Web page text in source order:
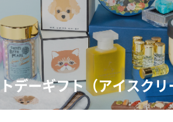
デーギフト（アイスク